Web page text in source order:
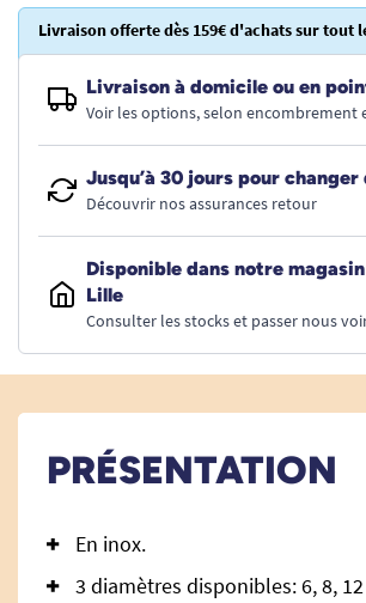
Livraison offerte dès 159€ d'achats sur tout
Livraison à domicile ou en
Voir les options, selon encombrement
Jusqu’à 30 jours pour changer
Découvrir nos assurances retour
Disponible dans notre
Lille
Consulter les stocks et passer nous
PRÉSENTATION
En inox.
3 diamètres disponibles: 6, 8,